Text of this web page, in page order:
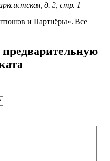
д. 3, стр. 1
и Партнёры». Все
предварительную